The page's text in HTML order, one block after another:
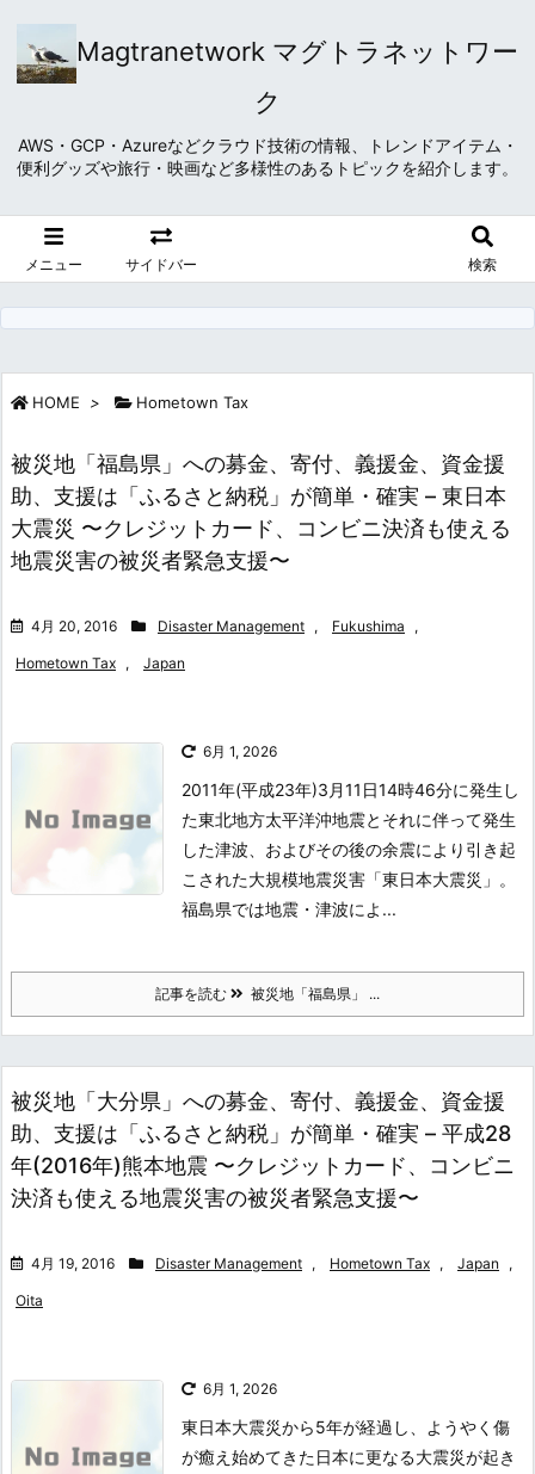
Magtranetwork マグトラネットワー
ク
AWS・GCP・Azureなどクラウド技術の情報、トレンドアイテム・
便利グッズや旅行・映画など多様性のあるトピックを紹介します。
メニュー サイドバー 検索
HOME > Hometown Tax
被災地「福島県」への募金、寄付、義援金、資金援
助、支援は「ふるさと納税」が簡単・確実 – 東日本
大震災 〜クレジットカード、コンビニ決済も使える
地震災害の被災者緊急支援〜
4月 20, 2016 Disaster Management , Fukushima ,
Hometown Tax , Japan
6月 1, 2026
2011年(平成23年)3月11日14時46分に発生し
た東北地方太平洋沖地震とそれに伴って発生
した津波、およびその後の余震により引き起
こされた大規模地震災害「東日本大震災」。
福島県では地震・津波によ...
記事を読む 被災地「福島県」 ...
被災地「大分県」への募金、寄付、義援金、資金援
助、支援は「ふるさと納税」が簡単・確実 – 平成28
年(2016年)熊本地震 〜クレジットカード、コンビニ
決済も使える地震災害の被災者緊急支援〜
4月 19, 2016 Disaster Management , Hometown Tax , Japan ,
Oita
6月 1, 2026
東日本大震災から5年が経過し、ようやく傷
が癒え始めてきた日本に更なる大震災が起き